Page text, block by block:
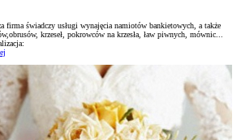
firma świadczy usługi wynajęcia namiotów bankietowych, a także
krzeseł, pokrowców na krzesła, ław piwnych, mównic...